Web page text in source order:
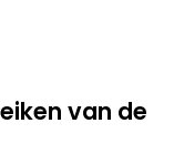
van de